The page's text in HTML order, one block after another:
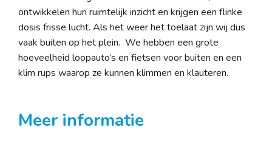
ontwikkelen hun ruimtelijk inzicht en krijgen een flinke
dosis frisse lucht. Als het weer het toelaat zijn wij dus
vaak buiten op het plein. We hebben een grote
hoeveelheid loopauto’s en fietsen voor buiten en een
klim rups waarop ze kunnen klimmen en klauteren.
Meer informatie